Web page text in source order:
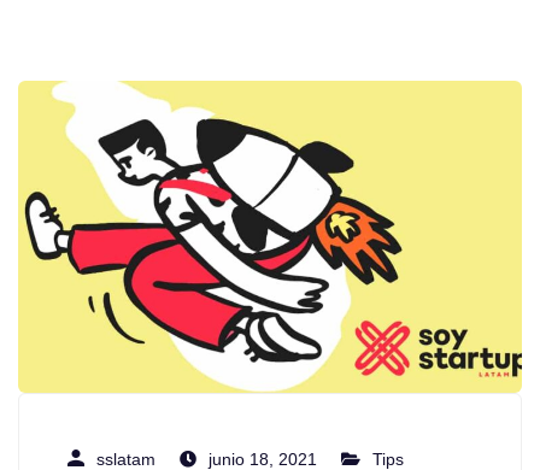
sslatam junio 18, 2021 Tips